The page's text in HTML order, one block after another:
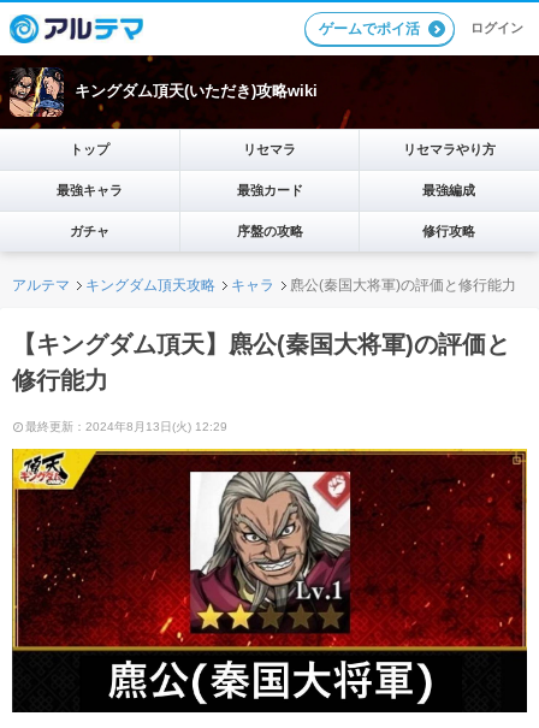
ゲームでポイ活 ログイン
キングダム頂天(いただき)攻略wiki
トップ リセマラ リセマラやり方
最強キャラ 最強カード 最強編成
ガチャ 序盤の攻略 修行攻略
アルテマ キングダム頂天攻略 キャラ 麃公(秦国大将軍)の評価と修行能力
【キングダム頂天】麃公(秦国大将軍)の評価と
修行能力
最終更新：2024年8月13日(火) 12:29